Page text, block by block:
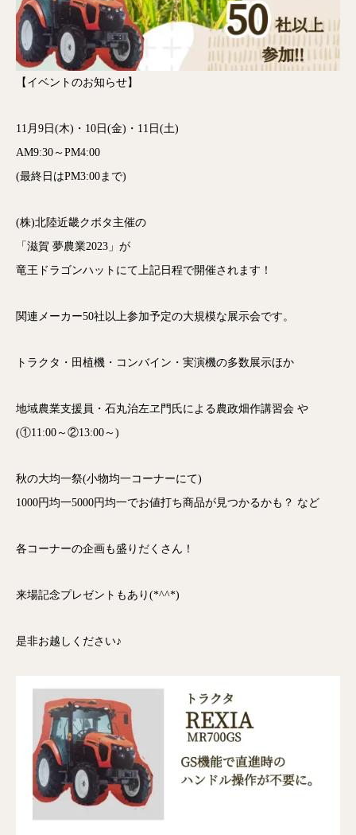
【イベントのお知らせ】
11月9日(木)・10日(金)・11日(土)
AM9:30～PM4:00
(最終日はPM3:00まで)
(株)北陸近畿クボタ主催の
「滋賀 夢農業2023」が
竜王ドラゴンハットにて上記日程で開催されます！
関連メーカー50社以上参加予定の大規模な展示会です。
トラクタ・田植機・コンバイン・実演機の多数展示ほか
地域農業支援員・石丸治左ヱ門氏による農政畑作講習会 や
(①11:00～②13:00～)
秋の大均一祭(小物均一コーナーにて)
1000円均一5000円均一でお値打ち商品が見つかるかも？ など
各コーナーの企画も盛りだくさん！
来場記念プレゼントもあり(*^^*)
是非お越しください♪